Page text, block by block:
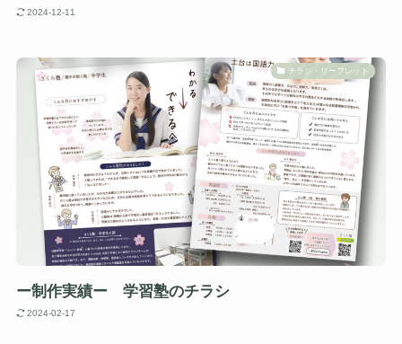
2024-12-11
チラシ・リーフレット
ー制作実績ー 学習塾のチラシ
2024-02-17